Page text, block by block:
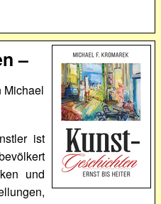
–
Michael
ist
und